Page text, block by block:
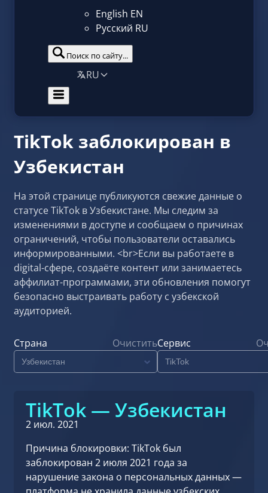
English EN
Русский RU
Поиск по сайту...
RU
TikTok заблокирован в
Узбекистан
На этой странице публикуются свежие данные о
статусе TikTok в Узбекистане. Мы следим за
изменениями в доступе и сообщаем о причинах
ограничений, чтобы пользователи оставались
информированными. <br>Если вы работаете в
digital-сфере, создаёте контент или занимаетесь
аффилиат-программами, эти обновления помогут
безопасно выстраивать работу с узбекской
аудиторией.
Страна ОчиститьСервис
TikTok — Узбекистан
2 июл. 2021
Причина блокировки: TikTok был
заблокирован 2 июля 2021 года за
нарушение закона о персональных данных —